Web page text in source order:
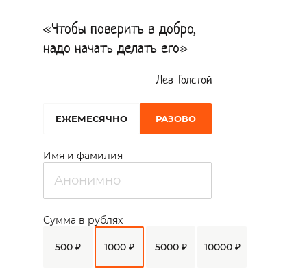
каждого постояльца подбирается
индивидуальная программа
реабилитации. При необходимости
предоставляются технические средства
для передвижения. Комнаты для
сбалансированное.
«Чтобы поверить в добро,
надо начать делать его»
Лев Толстой
EЖЕМЕСЯЧНО РАЗОВО
Имя и фамилия
500 ₽ 1000 ₽ 5000 ₽ 10000 ₽
Сумма в рублях